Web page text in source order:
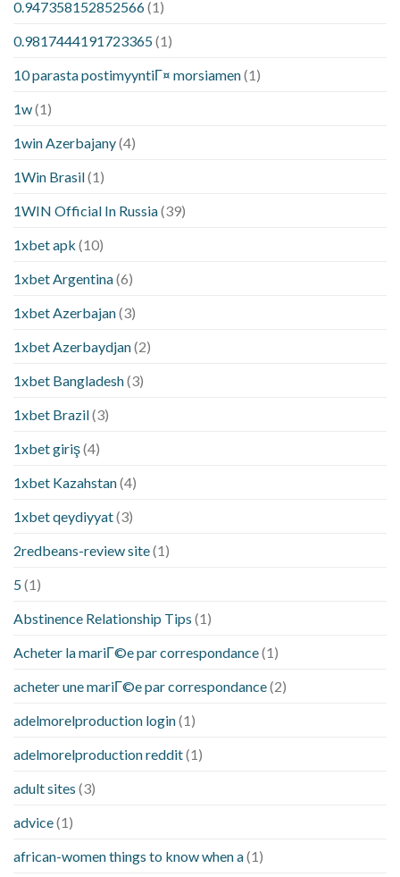
0.947358152852566(1)
0.9817444191723365(1)
10 parasta postimyyntiГ¤ morsiamen(1)
1w(1)
1win Azerbajany(4)
1Win Brasil(1)
1WIN Official In Russia(39)
1xbet apk (10)
1xbet Argentina(6)
1xbet Azerbajan(3)
1xbet Azerbaydjan(2)
1xbet Bangladesh(3)
1xbet Brazil(3)
1xbet giriş(4)
1xbet Kazahstan(4)
1xbet qeydiyyat(3)
2redbeans-review site(1)
5(1)
Abstinence Relationship Tips (1)
Acheter la mariГ©e par correspondance(1)
acheter une mariГ©e par correspondance(2)
adelmorelproduction login(1)
adelmorelproduction reddit(1)
adult sites (3)
advice(1)
african-women things to know when a(1)